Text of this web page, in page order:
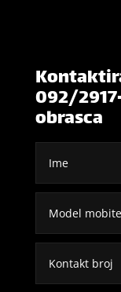
092/
obrasca